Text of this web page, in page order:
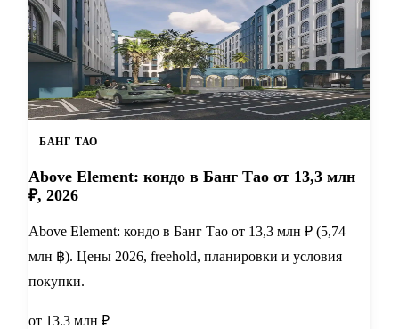
БАНГ ТАО
Above Element: кондо в Банг Тао от 13,3 млн
₽, 2026
Above Element: кондо в Банг Тао от 13,3 млн ₽ (5,74
млн ฿). Цены 2026, freehold, планировки и условия
покупки.
от 13.3 млн ₽